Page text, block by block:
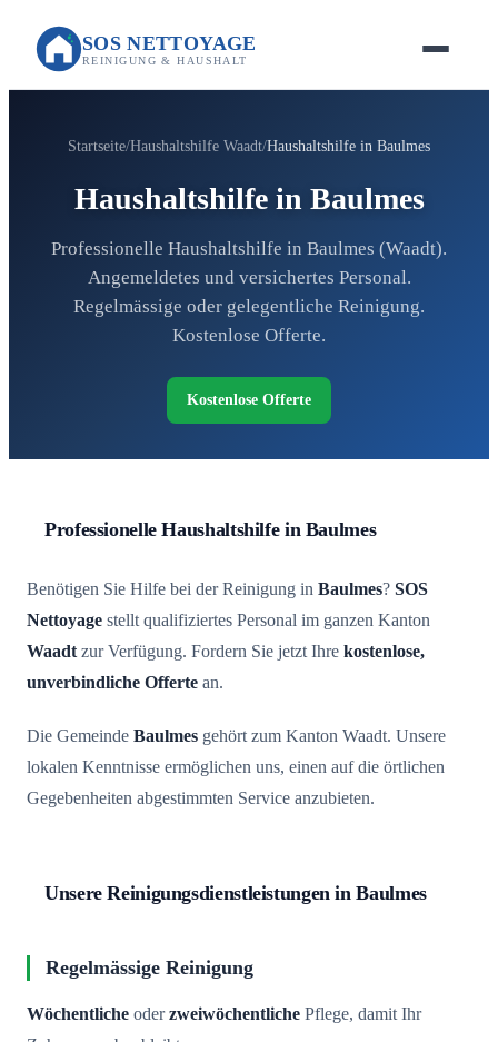
SOS NETTOYAGE
REINIGUNG & HAUSHALT
Startseite Haushaltshilfe Waadt Haushaltshilfe in Baulmes
Haushaltshilfe in Baulmes
Professionelle Haushaltshilfe in Baulmes (Waadt).
Angemeldetes und versichertes Personal.
Regelmässige oder gelegentliche Reinigung.
Kostenlose Offerte.
Kostenlose Offerte
Professionelle Haushaltshilfe in Baulmes
Benötigen Sie Hilfe bei der Reinigung in Baulmes? SOS
Nettoyage stellt qualifiziertes Personal im ganzen Kanton
Waadtzur Verfügung. Fordern Sie jetzt Ihre kostenlose,
unverbindliche Offerte an.
Die Gemeinde Baulmes gehört zum Kanton Waadt. Unsere
lokalen Kenntnisse ermöglichen uns, einen auf die örtlichen
Gegebenheiten abgestimmten Service anzubieten.
Unsere Reinigungsdienstleistungen in Baulmes
Regelmässige Reinigung
Wöchentliche oderzweiwöchentliche Pflege, damit Ihr